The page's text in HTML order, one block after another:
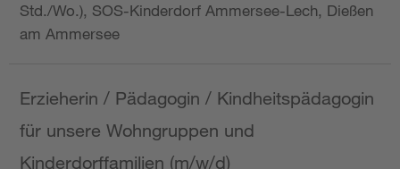
Std./Wo.), SOS-Kinderdorf Ammersee-Lech, Dießen
am Ammersee
Erzieherin / Pädagogin / Kindheitspädagogin
für unsere Wohngruppen und
Kinderdorffamilien (m/w/d)